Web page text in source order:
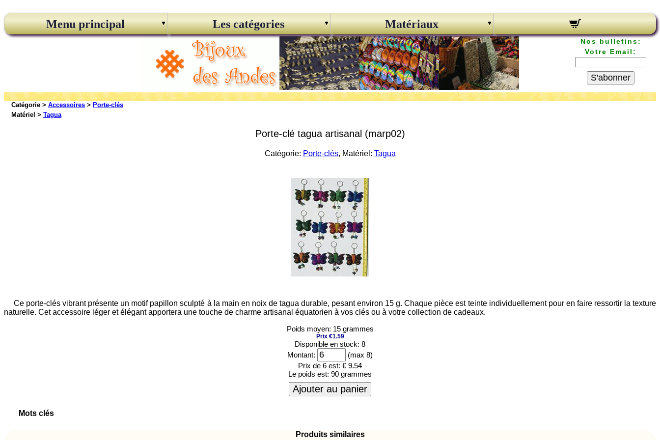
Menu principal Les catégories Matériaux
Nos bulletins:
Votre Email:
S'abonner
Catégorie > Accessoires > Porte-clés
Matériel > Tagua
Porte-clé tagua artisanal (marp02)
Catégorie: Porte-clés, Matériel: Tagua
Ce porte-clés vibrant présente un motif papillon sculpté à la main en noix de tagua durable, pesant environ 15 g. Chaque pièce est teinte individuellement pour en faire ressortir la texture
naturelle. Cet accessoire léger et élégant apportera une touche de charme artisanal équatorien à vos clés ou à votre collection de cadeaux.
Poids moyen: 15 grammes
Prix €1.59
Disponible en stock: 8
Montant:
(max 8)
Prix de 6 est: € 9.54
Le poids est: 90 grammes
Ajouter au panier
Mots clés
Produits similaires